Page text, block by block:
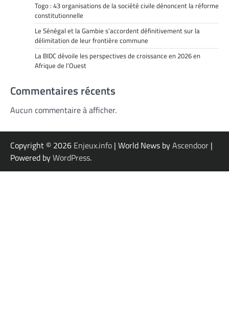
Togo : 43 organisations de la société civile dénoncent la réforme
constitutionnelle
Le Sénégal et la Gambie s’accordent définitivement sur la
délimitation de leur frontière commune
La BIDC dévoile les perspectives de croissance en 2026 en
Afrique de l’Ouest
Commentaires récents
Aucun commentaire à afficher.
Copyright © 2026 Enjeux.info | World News byAscendoor |
Powered byWordPress.